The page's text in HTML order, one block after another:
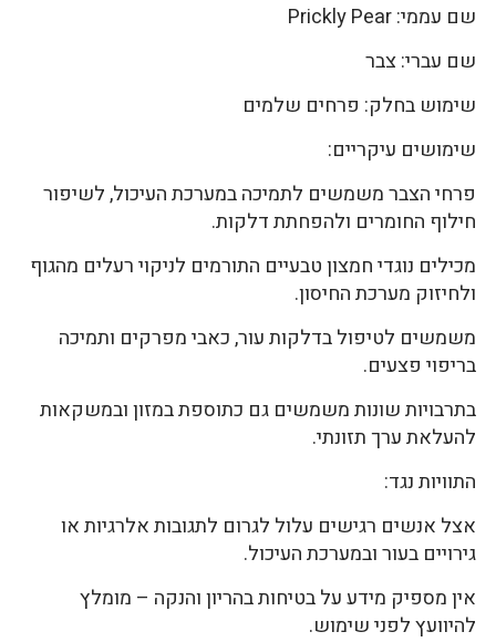
שם עממי: Prickly Pear
שם עברי: צבר
שימוש בחלק: פרחים שלמים
שימושים עיקריים:
פרחי הצבר משמשים לתמיכה במערכת העיכול, לשיפור
חילוף החומרים ולהפחתת דלקות.
מכילים נוגדי חמצון טבעיים התורמים לניקוי רעלים מהגוף
ולחיזוק מערכת החיסון.
משמשים לטיפול בדלקות עור, כאבי מפרקים ותמיכה
בריפוי פצעים.
בתרבויות שונות משמשים גם כתוספת במזון ובמשקאות
להעלאת ערך תזונתי.
התוויות נגד:
אצל אנשים רגישים עלול לגרום לתגובות אלרגיות או
גירויים בעור ובמערכת העיכול.
אין מספיק מידע על בטיחות בהריון והנקה – מומלץ
להיוועץ לפני שימוש.